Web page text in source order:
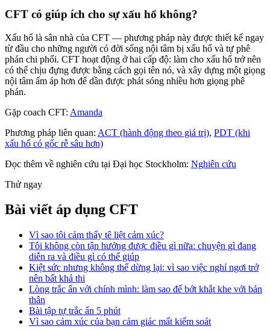
CFT có giúp ích cho sự xấu hổ không?
Xấu hổ là sân nhà của CFT — phương pháp này được thiết kế ngay
từ đầu cho những người có đời sống nội tâm bị xấu hổ và tự phê
phán chi phối. CFT hoạt động ở hai cấp độ: làm cho xấu hổ trở nên
có thể chịu đựng được bằng cách gọi tên nó, và xây dựng một giọng
nội tâm ấm áp hơn để dần được phát sóng nhiều hơn giọng phê
phán.
Gặp coach CFT: Amanda
Phương pháp liên quan: ACT (hành động theo giá trị), PDT (khi
xấu hổ có gốc rễ sâu hơn)
Đọc thêm về nghiên cứu tại Đại học Stockholm: Nghiên cứu
Thử ngay
Bài viết áp dụng CFT
Vì sao tôi cảm thấy tê liệt cảm xúc?
Tôi không còn tận hưởng được điều gì nữa: chuyện gì đang
diễn ra và điều gì có thể giúp
Kiệt sức nhưng không thể dừng lại: vì sao việc nghỉ ngơi trở
nên bất khả thi
Lòng trắc ẩn với chính mình: làm sao để bớt khắt khe với bản
thân
Bài tập tự trắc ẩn 5 phút
Vì sao cảm xúc của bạn cảm giác mất kiểm soát